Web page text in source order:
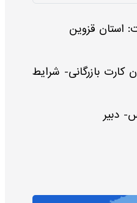
استان قزوین
کارت بازرگانی- شرایط
دبیر